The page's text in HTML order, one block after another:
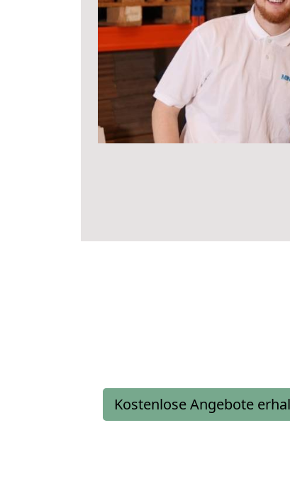
Kostenlose Angebote